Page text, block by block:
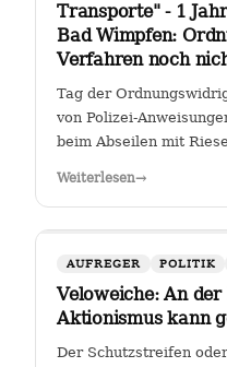
Transporte" - 1
Bad Wimpfen:
Verfahren noch
Tag der
von Polizei-
beim Abseilen mit
Weiterlesen→
AUFREGER POLITIK
Veloweiche: An
Aktionismus kann
Der Schutzstreifen